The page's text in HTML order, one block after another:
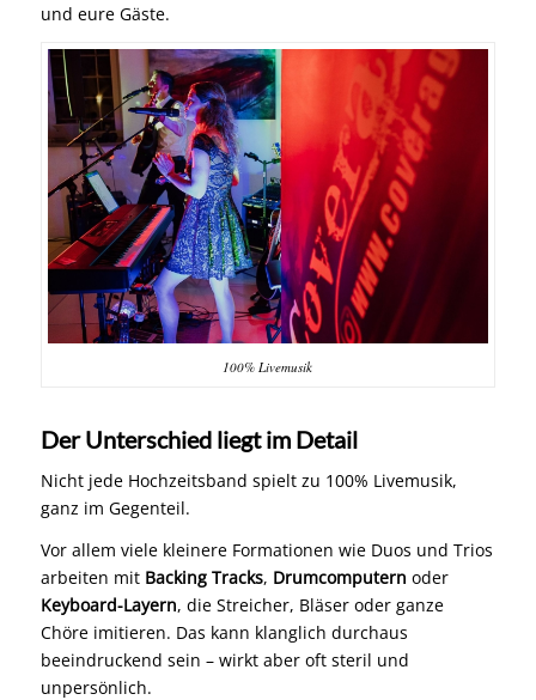
und eure Gäste.
100% Livemusik
Der Unterschied liegt im Detail
Nicht jede Hochzeitsband spielt zu 100% Livemusik,
ganz im Gegenteil.
Vor allem viele kleinere Formationen wie Duos und Trios
arbeiten mit Backing Tracks, Drumcomputern oder
Keyboard-Layern, die Streicher, Bläser oder ganze
Chöre imitieren. Das kann klanglich durchaus
beeindruckend sein – wirkt aber oft steril und
unpersönlich.